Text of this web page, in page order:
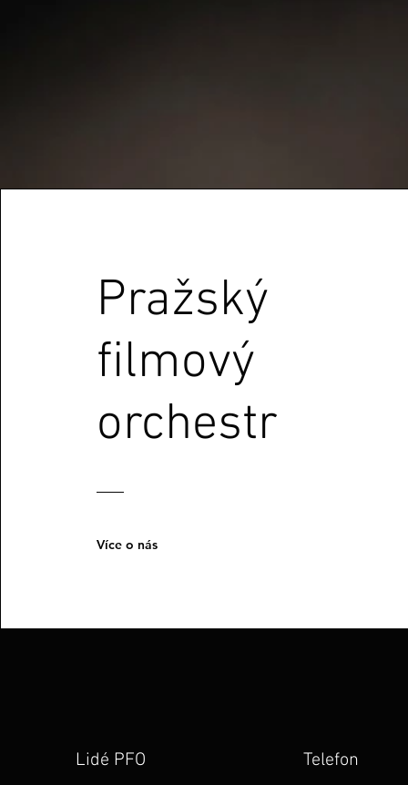
Pražský
filmový
orchestr
Více o nás
Lidé PFO Telefon